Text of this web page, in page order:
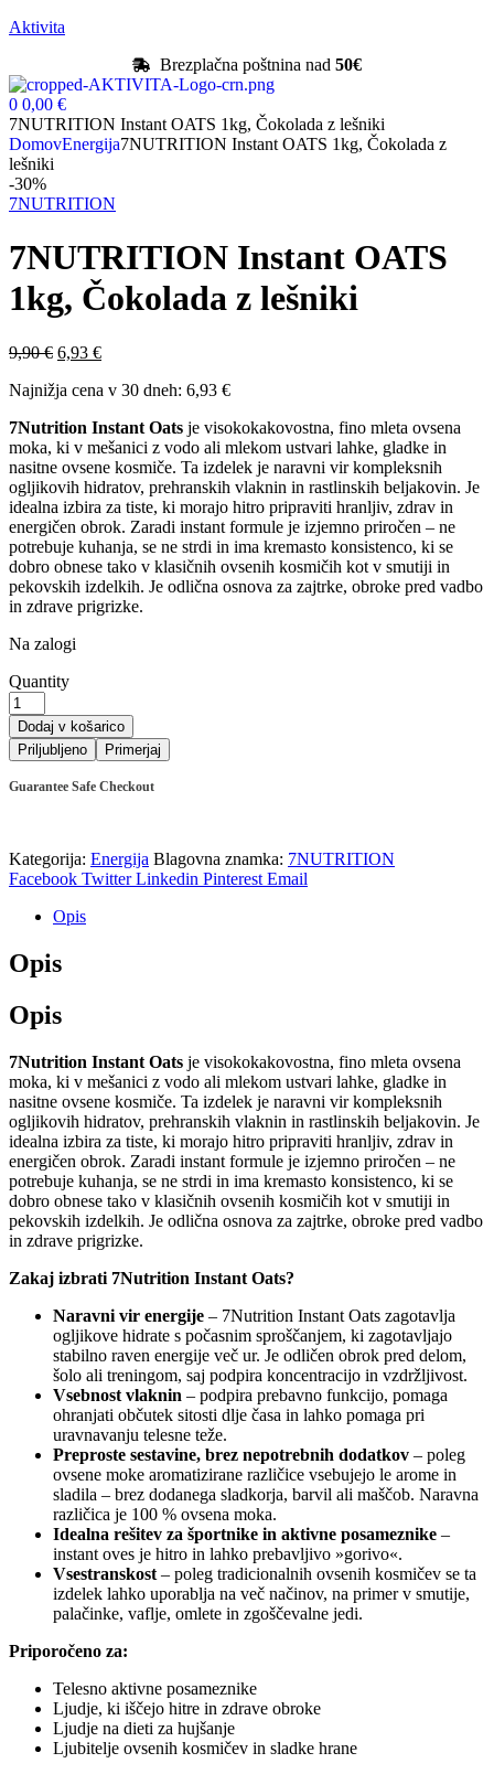
Aktivita
Brezplačna poštnina nad 50€
0 0,00 €
7NUTRITION Instant OATS 1kg, Čokolada z lešniki
DomovEnergija7NUTRITION Instant OATS 1kg, Čokolada z
lešniki
-30%
7NUTRITION
7NUTRITION Instant OATS
1kg, Čokolada z lešniki
9,90€ 6,93 €
Najnižja cena v 30 dneh: 6,93 €
7Nutrition Instant Oats je visokokakovostna, fino mleta ovsena
moka, ki v mešanici z vodo ali mlekom ustvari lahke, gladke in
nasitne ovsene kosmiče. Ta izdelek je naravni vir kompleksnih
ogljikovih hidratov, prehranskih vlaknin in rastlinskih beljakovin. Je
idealna izbira za tiste, ki morajo hitro pripraviti hranljiv, zdrav in
energičen obrok. Zaradi instant formule je izjemno priročen – ne
potrebuje kuhanja, se ne strdi in ima kremasto konsistenco, ki se
dobro obnese tako v klasičnih ovsenih kosmičih kot v smutiji in
pekovskih izdelkih. Je odlična osnova za zajtrke, obroke pred vadbo
in zdrave prigrizke.
Na zalogi
Quantity
Dodaj v košarico
Priljubljeno
Primerjaj
Guarantee Safe Checkout
Kategorija: Energija Blagovna znamka: 7NUTRITION
Facebook Twitter Linkedin Pinterest Email
Opis
Opis
Opis
7Nutrition Instant Oats je visokokakovostna, fino mleta ovsena
moka, ki v mešanici z vodo ali mlekom ustvari lahke, gladke in
nasitne ovsene kosmiče. Ta izdelek je naravni vir kompleksnih
ogljikovih hidratov, prehranskih vlaknin in rastlinskih beljakovin. Je
idealna izbira za tiste, ki morajo hitro pripraviti hranljiv, zdrav in
energičen obrok. Zaradi instant formule je izjemno priročen – ne
potrebuje kuhanja, se ne strdi in ima kremasto konsistenco, ki se
dobro obnese tako v klasičnih ovsenih kosmičih kot v smutiji in
pekovskih izdelkih. Je odlična osnova za zajtrke, obroke pred vadbo
in zdrave prigrizke.
Zakaj izbrati 7Nutrition Instant Oats?
Naravni vir energije – 7Nutrition Instant Oats zagotavlja
ogljikove hidrate s počasnim sproščanjem, ki zagotavljajo
stabilno raven energije več ur. Je odličen obrok pred delom,
šolo ali treningom, saj podpira koncentracijo in vzdržljivost.
Vsebnost vlaknin – podpira prebavno funkcijo, pomaga
ohranjati občutek sitosti dlje časa in lahko pomaga pri
uravnavanju telesne teže.
Preproste sestavine, brez nepotrebnih dodatkov – poleg
ovsene moke aromatizirane različice vsebujejo le arome in
sladila – brez dodanega sladkorja, barvil ali maščob. Naravna
različica je 100 % ovsena moka.
Idealna rešitev za športnike in aktivne posameznike –
instant oves je hitro in lahko prebavljivo »gorivo«.
Vsestranskost – poleg tradicionalnih ovsenih kosmičev se ta
izdelek lahko uporablja na več načinov, na primer v smutije,
palačinke, vaflje, omlete in zgoščevalne jedi.
Priporočeno za:
Telesno aktivne posameznike
Ljudje, ki iščejo hitre in zdrave obroke
Ljudje na dieti za hujšanje
Ljubitelje ovsenih kosmičev in sladke hrane